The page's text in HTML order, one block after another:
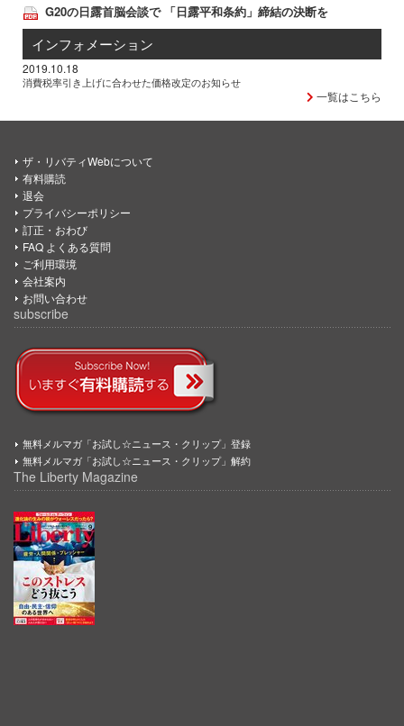
G20の日露首脳会談で 「日露平和条約」締結の決断を
インフォメーション
2019.10.18
消費税率引き上げに合わせた価格改定のお知らせ
一覧はこちら
ザ・リバティWebについて
有料購読
退会
プライバシーポリシー
訂正・おわび
FAQ よくある質問
ご利用環境
会社案内
お問い合わせ
subscribe
無料メルマガ「お試し☆ニュース・クリップ」登録
無料メルマガ「お試し☆ニュース・クリップ」解約
The Liberty Magazine